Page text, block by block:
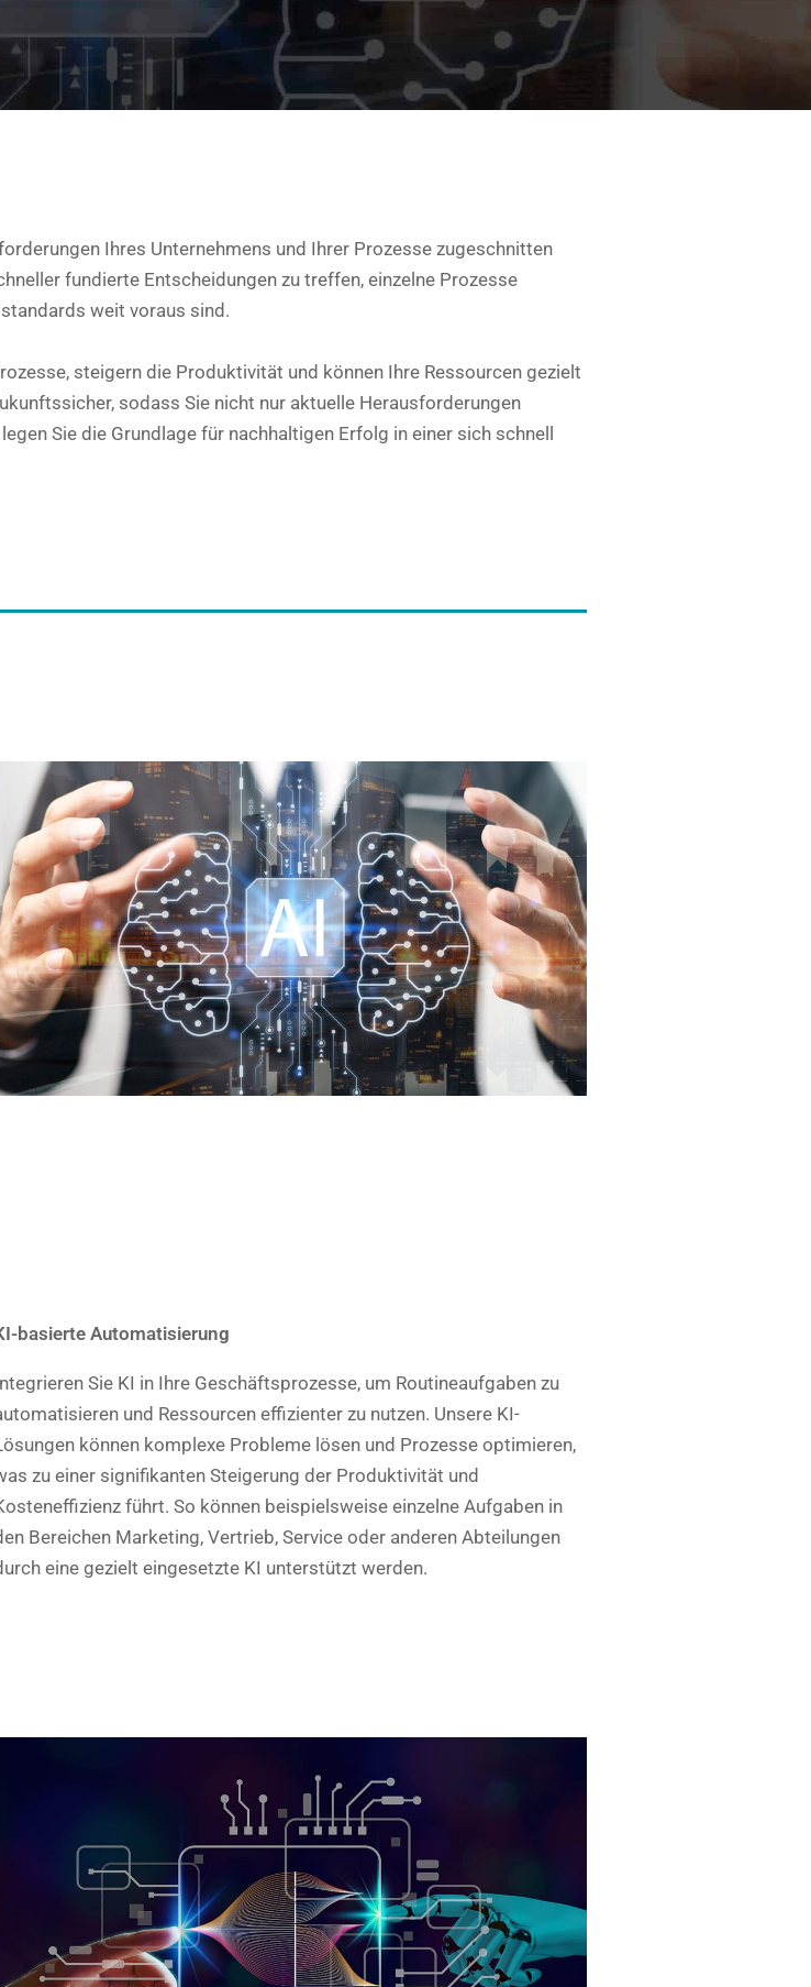
Ihres Unternehmens und Ihrer Prozesse zugeschnitten
fundierte Entscheidungen zu treffen, einzelne Prozesse
weit voraus sind.
steigern die Produktivität und können Ihre Ressourcen gezielt
sodass Sie nicht nur aktuelle Herausforderungen
Sie die Grundlage für nachhaltigen Erfolg in einer sich schnell
basierte Automatisierung
Sie KI in Ihre Geschäftsprozesse, um Routineaufgaben zu
und Ressourcen effizienter zu nutzen. Unsere KI-
können komplexe Probleme lösen und Prozesse optimieren,
zu einer signifikanten Steigerung der Produktivität und
führt. So können beispielsweise einzelne Aufgaben in
Bereichen Marketing, Vertrieb, Service oder anderen Abteilungen
eine gezielt eingesetzte KI unterstützt werden.